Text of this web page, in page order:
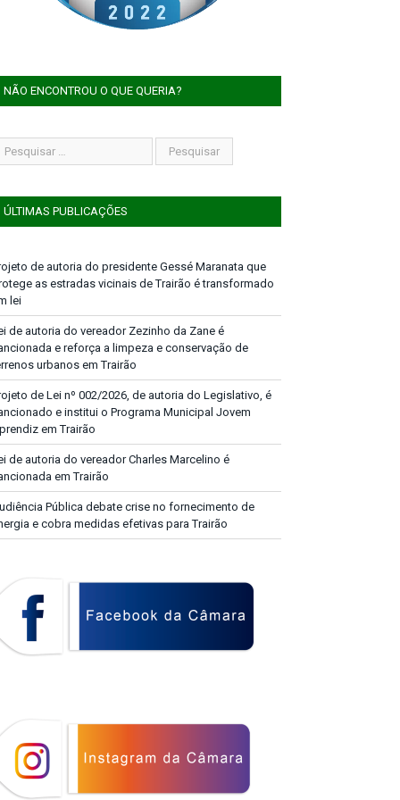
NÃO ENCONTROU O QUE QUERIA?
ÚLTIMAS PUBLICAÇÕES
de autoria do presidente Gessé Maranata que
as estradas vicinais de Trairão é transformado
lei
de autoria do vereador Zezinho da Zane é
e reforça a limpeza e conservação de
urbanos em Trairão
de Lei nº 002/2026, de autoria do Legislativo, é
e institui o Programa Municipal Jovem
em Trairão
de autoria do vereador Charles Marcelino é
em Trairão
Pública debate crise no fornecimento de
e cobra medidas efetivas para Trairão